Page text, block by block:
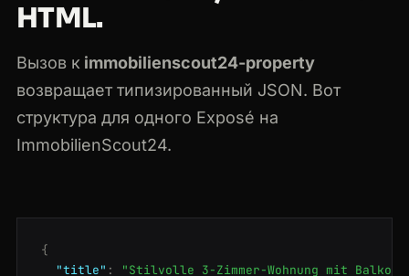
HTML.
Вызов к immobilienscout24-property
возвращает типизированный JSON. Вот
структура для одного Exposé на
ImmobilienScout24.
{
"title" : "Stilvolle 3-Zimmer-Wohnung mit Balkon"